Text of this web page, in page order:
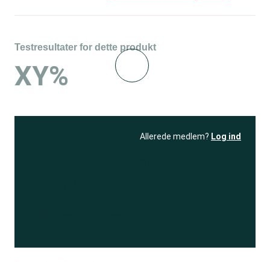
Testresultater for dette produkt
XY%
Allerede medlem? Log ind